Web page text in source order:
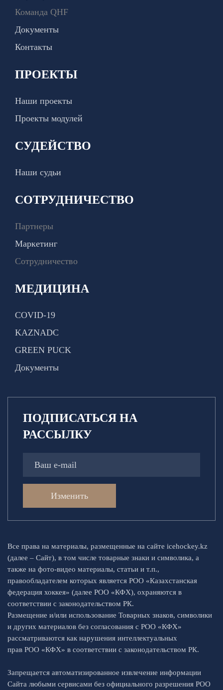
Команда QHF
Документы
Контакты
ПРОЕКТЫ
Наши проекты
Проекты модулей
СУДЕЙСТВО
Наши судьи
СОТРУДНИЧЕСТВО
Партнеры
Маркетинг
Сотрудничество
МЕДИЦИНА
COVID-19
KAZNADC
GREEN PUCK
Документы
ПОДПИСАТЬСЯ НА
РАССЫЛКУ
Изменить
Все права на материалы, размещенные на сайте icehockey.kz
(далее – Сайт), в том числе товарные знаки и символика, а
также на фото-видео материалы, статьи и т.п.,
правообладателем которых является РОО «Казахстанская
федерация хоккея» (далее РОО «КФХ), охраняются в
соответствии с законодательством РК.
Размещение и/или использование Товарных знаков, символики
и других материалов без согласования с РОО «КФХ»
рассматриваются как нарушения интеллектуальных
прав РОО «КФХ» в соответствии с законодательством РК.
Запрещается автоматизированное извлечение информации
Сайта любыми сервисами без официального разрешения РОО